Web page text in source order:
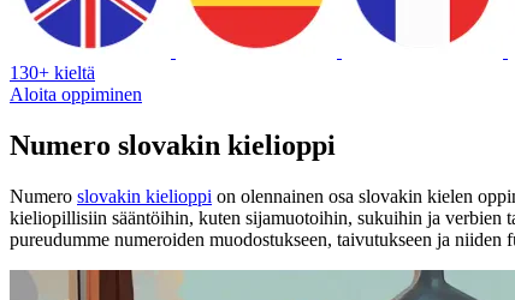
130+ kieltä
Aloita oppiminen
Numero slovakin kielioppi
Numero slovakin kielioppi on olennainen osa slovakin kielen
kieliopillisiin sääntöihin, kuten sijamuotoihin, sukuihin ja verbien
pureudumme numeroiden muodostukseen, taivutukseen ja